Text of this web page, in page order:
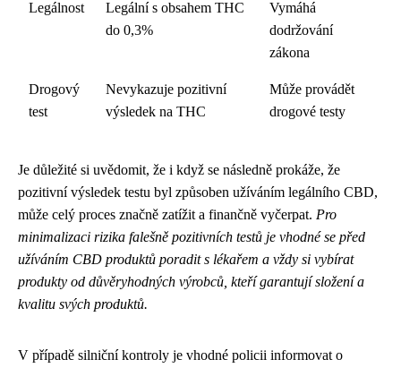
Legálnost
Legální s obsahem THC
do 0,3%
Vymáhá
dodržování
zákona
Drogový
test
Nevykazuje pozitivní
výsledek na THC
Může provádět
drogové testy
Je důležité si uvědomit, že i když se následně prokáže, že
pozitivní výsledek testu byl způsoben užíváním legálního CBD,
může celý proces značně zatížit a finančně vyčerpat. Pro
minimalizaci rizika falešně pozitivních testů je vhodné se před
užíváním CBD produktů poradit s lékařem a vždy si vybírat
produkty od důvěryhodných výrobců, kteří garantují složení a
kvalitu svých produktů.
V případě silniční kontroly je vhodné policii informovat o